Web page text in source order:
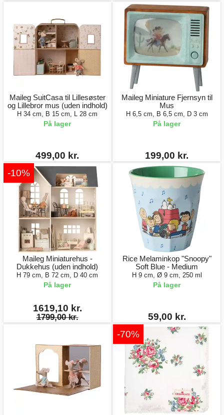
Maileg SuitCasa til Lillesøster
og Lillebror mus (uden indhold)
H 34 cm, B 15 cm, L 28 cm
På lager
499,00 kr.
Maileg Miniature Fjernsyn til
Mus
H 6,5 cm, B 6,5 cm, D 3 cm
På lager
199,00 kr.
-10%
Maileg Miniaturehus -
Dukkehus (uden indhold)
H 79 cm, B 72 cm, D 40 cm
På lager
1619,10 kr.
1799,00 kr.
Rice Melaminkop "Snoopy"
Soft Blue - Medium
H 9 cm, Ø 9 cm, 250 ml
På lager
59,00 kr.
-70%